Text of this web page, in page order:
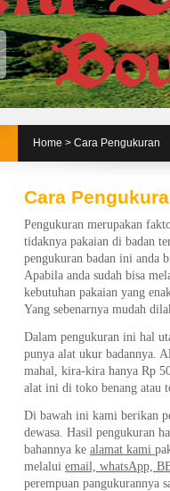
Home > Cara Pengukuran
Cara
Pengukuran merupakan
tidaknya pakaian di badan
pengukuran badan ini anda
Apabila anda sudah bisa
kebutuhan pakaian yang
Yang sebenarnya mudah
Dalam pengukuran ini hal
punya alat ukur badannya.
mahal, kira-kira hanya Rp
alat ini di toko benang atau
Di bawah ini kami berikan
dewasa. Hasil pengukuran
bahannya ke alamat kami
melalui email, whatsApp,
perempuan pangukurannya